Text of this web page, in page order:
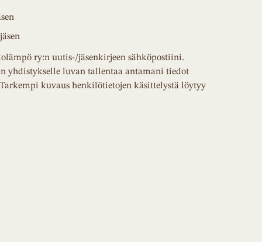
ry:n uutis-/jäsenkirjeen sähköpostiini.
yhdistykselle luvan tallentaa antamani tiedot
kuvaus henkilötietojen käsittelystä löytyy